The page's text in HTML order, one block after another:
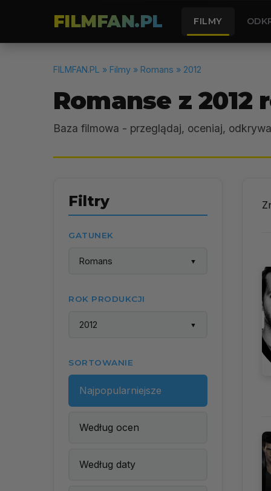
FILMFAN.PL FILMY
FILMFAN.PL » Filmy » Romans » 2012
Romanse z 2012
Baza filmowa - przeglądaj, oceniaj,
Filtry
GATUNEK
Romans ▼
ROK PRODUKCJI
2012 ▼
SORTOWANIE
Najpopularniejsze
Według ocen
Według daty